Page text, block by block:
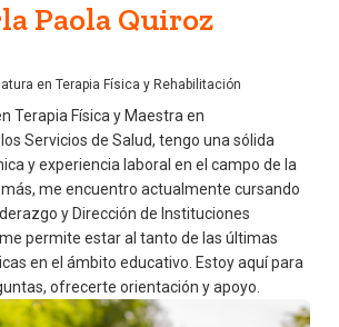
Paola Quiroz
en Terapia Física y Rehabilitación
Terapia Física y Maestra en
Servicios de Salud, tengo una sólida
y experiencia laboral en el campo de la
me encuentro actualmente cursando
y Dirección de Instituciones
permite estar al tanto de las últimas
en el ámbito educativo. Estoy aquí para
ofrecerte orientación y apoyo.